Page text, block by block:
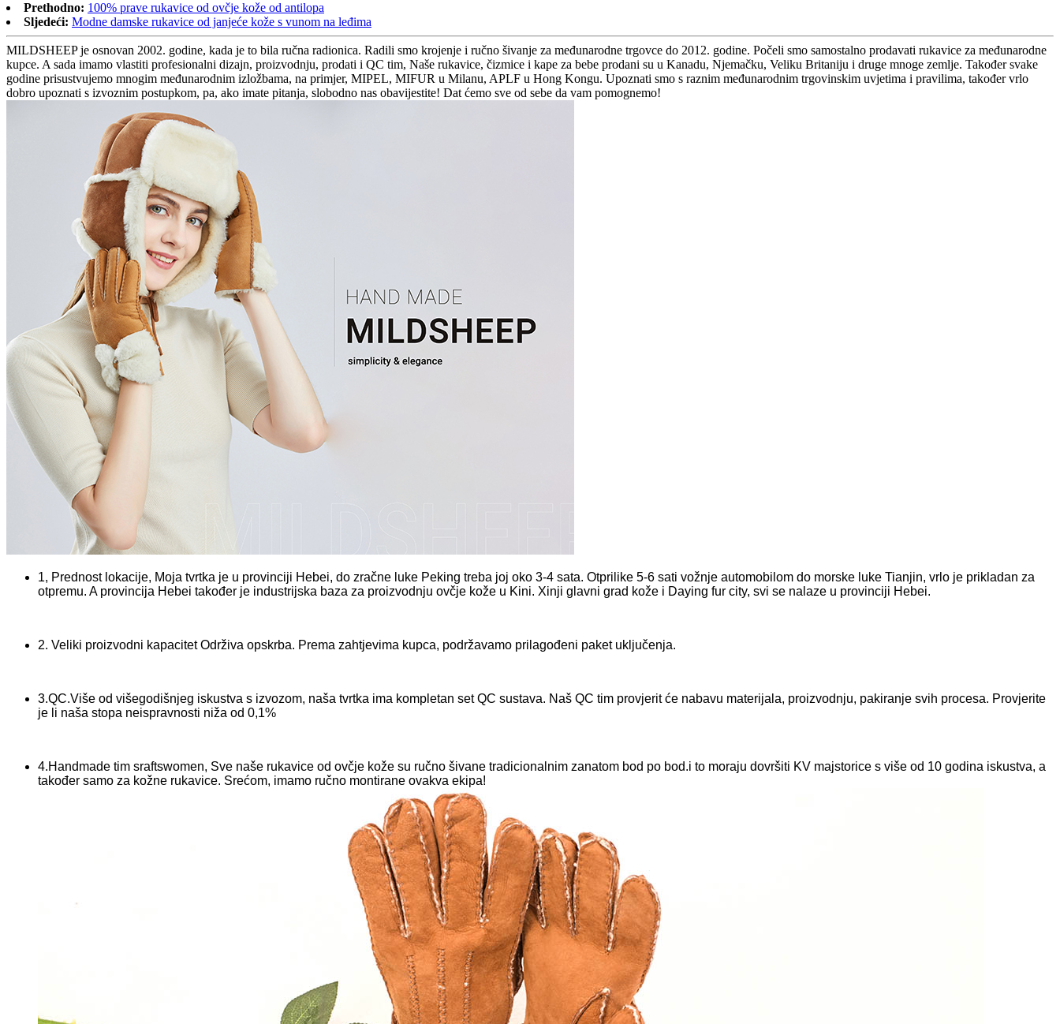
Prethodno: 100% prave rukavice od ovčje kože od antilopa
Sljedeći: Modne damske rukavice od janjeće kože s vunom na leđima
MILDSHEEP je osnovan 2002. godine, kada je to bila ručna radionica. Radili smo krojenje i ručno šivanje za međunarodne trgovce do 2012. godine. Počeli smo samostalno prodavati rukavice za međunarodne
kupce. A sada imamo vlastiti profesionalni dizajn, proizvodnju, prodati i QC tim, Naše rukavice, čizmice i kape za bebe prodani su u Kanadu, Njemačku, Veliku Britaniju i druge mnoge zemlje. Također svake
godine prisustvujemo mnogim međunarodnim izložbama, na primjer, MIPEL, MIFUR u Milanu, APLF u Hong Kongu. Upoznati smo s raznim međunarodnim trgovinskim uvjetima i pravilima, također vrlo
dobro upoznati s izvoznim postupkom, pa, ako imate pitanja, slobodno nas obavijestite! Dat ćemo sve od sebe da vam pomognemo!
1, Prednost lokacije, Moja tvrtka je u provinciji Hebei, do zračne luke Peking treba joj oko 3-4 sata. Otprilike 5-6 sati vožnje automobilom do morske luke Tianjin, vrlo je prikladan za
otpremu. A provincija Hebei također je industrijska baza za proizvodnju ovčje kože u Kini. Xinji glavni grad kože i Daying fur city, svi se nalaze u provinciji Hebei.
2. Veliki proizvodni kapacitet Održiva opskrba. Prema zahtjevima kupca, podržavamo prilagođeni paket uključenja.
3.QC.Više od višegodišnjeg iskustva s izvozom, naša tvrtka ima kompletan set QC sustava. Naš QC tim provjerit će nabavu materijala, proizvodnju, pakiranje svih procesa. Provjerite
je li naša stopa neispravnosti niža od 0,1%
4.Handmade tim sraftswomen, Sve naše rukavice od ovčje kože su ručno šivane tradicionalnim zanatom bod po bod.i to moraju dovršiti KV majstorice s više od 10 godina iskustva, a
također samo za kožne rukavice. Srećom, imamo ručno montirane ovakva ekipa!